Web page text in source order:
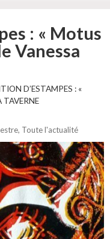
: « Motus
Vanessa
D’ESTAMPES : «
TAVERNE
, Toute l'actualité